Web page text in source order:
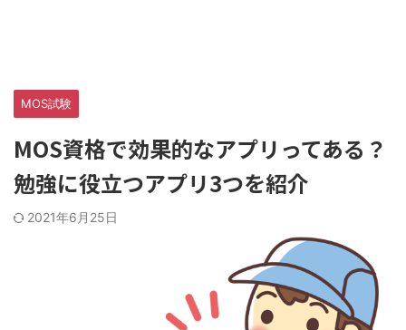
MOS試験
MOS資格で効果的なアプリってある？
勉強に役立つアプリ3つを紹介
2021年6月25日